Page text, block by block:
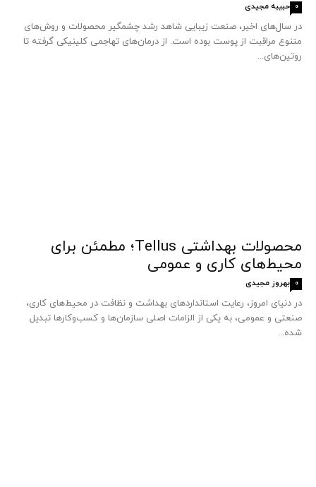
حبیبه مجیدی 0
در سال‌های اخیر، صنعت زیبایی شاهد رشد چشمگیر محصولات و روش‌های
متنوع مراقبت از پوست بوده است. از درمان‌های تهاجمی کلینیکی گرفته تا
روتین‌های...
محصولات بهداشتی Tellus؛ مطمئن برای
محیط‌های کاری و عمومی
بهروز مجیدی 0
در دنیای امروز، رعایت استانداردهای بهداشت و نظافت در محیط‌های کاری،
صنعتی و عمومی، به یکی از الزامات اصلی سازمان‌ها و کسب‌وکارها تبدیل
شده...